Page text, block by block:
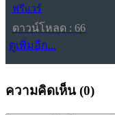
ฟรีแวร์
ดาวน์โหลด : 66
ดูเพิ่มอีก...
ความคิดเห็น (0)